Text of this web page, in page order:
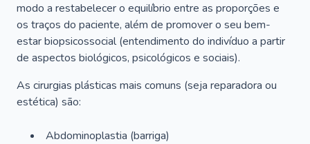
modo a restabelecer o equilíbrio entre as proporções e
os traços do paciente, além de promover o seu bem-
estar biopsicossocial (entendimento do indivíduo a partir
de aspectos biológicos, psicológicos e sociais).
As cirurgias plásticas mais comuns (seja reparadora ou
estética) são:
Abdominoplastia (barriga)